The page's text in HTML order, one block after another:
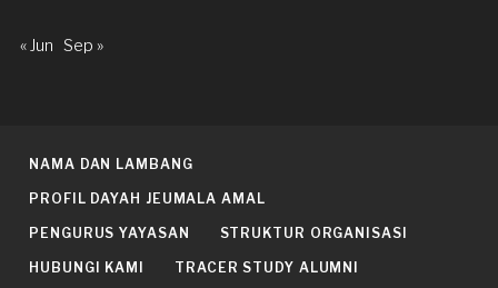
« Jun Sep »
NAMA DAN LAMBANG
PROFIL DAYAH JEUMALA AMAL
PENGURUS YAYASAN STRUKTUR ORGANISASI
HUBUNGI KAMI TRACER STUDY ALUMNI